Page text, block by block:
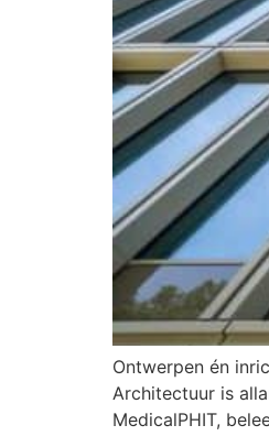
Ontwerpen én
Architectuur is
MedicalPHIT,